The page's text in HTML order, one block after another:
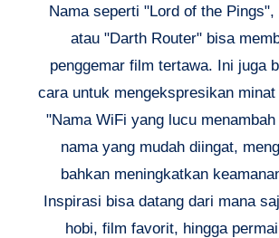
Nama seperti "Lord of the Pings",
atau "Darth Router" bisa
penggemar film tertawa. Ini juga
cara untuk mengekspresikan minat
"Nama WiFi yang lucu
nama yang mudah diingat,
bahkan meningkatkan
Inspirasi bisa datang dari mana
hobi, film favorit, hingga